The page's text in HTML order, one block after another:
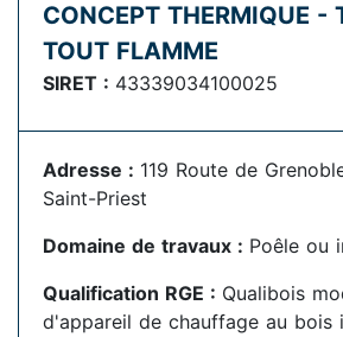
CONCEPT THERMIQUE -
TOUT FLAMME
SIRET : 43339034100025
Adresse : 119 Route de
Saint-Priest
Domaine de travaux : Poêle ou
Qualification RGE : Qualibois
d'appareil de chauffage au bois